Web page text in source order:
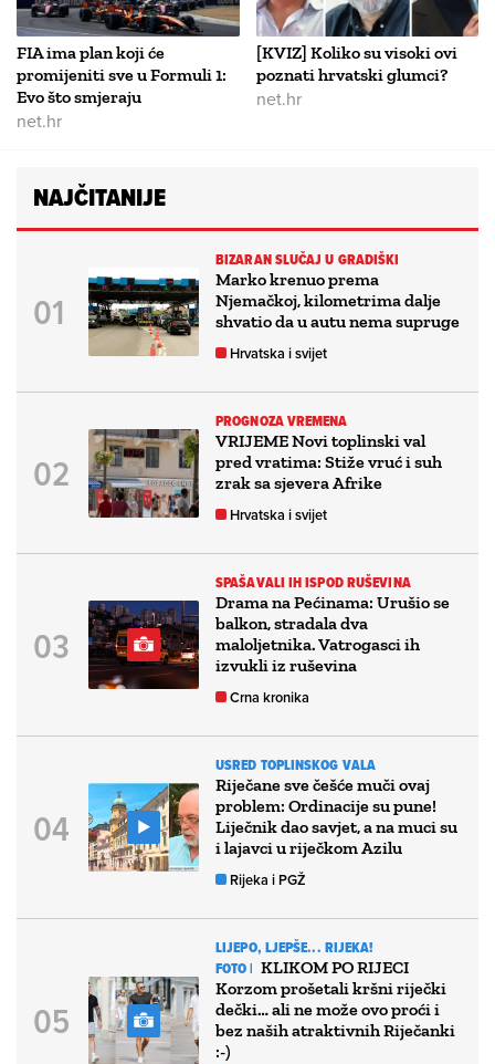
FIA ima plan koji će
promijeniti sve u Formuli 1:
Evo što smjeraju
net.hr
[KVIZ] Koliko su visoki ovi
poznati hrvatski glumci?
net.hr
NAJČITANIJE
BIZARAN SLUČAJ U GRADIŠKI
Marko krenuo prema
Njemačkoj, kilometrima dalje
shvatio da u autu nema supruge
Hrvatska i svijet
PROGNOZA VREMENA
VRIJEME Novi toplinski val
pred vratima: Stiže vruć i suh
zrak sa sjevera Afrike
Hrvatska i svijet
SPAŠAVALI IH ISPOD RUŠEVINA
Drama na Pećinama: Urušio se
balkon, stradala dva
maloljetnika. Vatrogasci ih
izvukli iz ruševina
Crna kronika
USRED TOPLINSKOG VALA
Riječane sve češće muči ovaj
problem: Ordinacije su pune!
Liječnik dao savjet, a na muci su
i lajavci u riječkom Azilu
Rijeka i PGŽ
LIJEPO, LJEPŠE... RIJEKA!
FOTO | KLIKOM PO RIJECI
Korzom prošetali kršni riječki
dečki… ali ne može ovo proći i
bez naših atraktivnih Riječanki
:-)